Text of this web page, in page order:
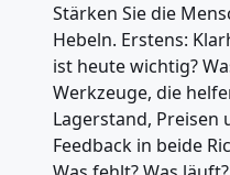
Stärken Sie die
Hebeln. Erstens:
ist heute wichtig?
Werkzeuge, die
Lagerstand, Preisen
Feedback in beide